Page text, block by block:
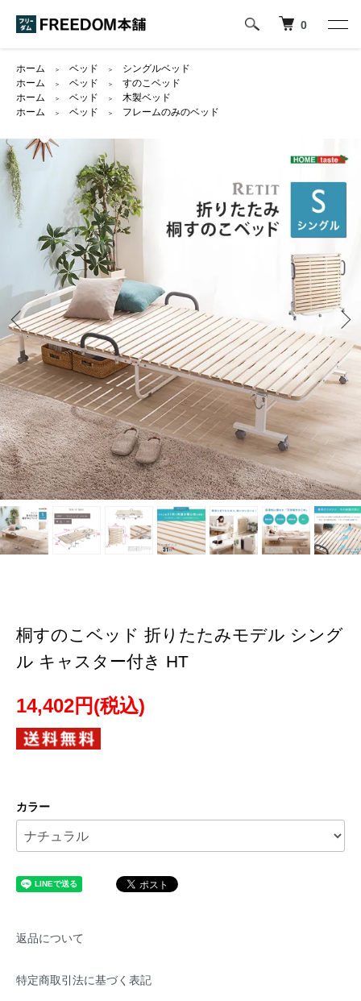
0
ホーム ＞ ベッド ＞
シングルベッド
ホーム
＞ ベッド ＞
すのこベッド
ホーム
＞ ベッド ＞
木製ベッド
ホーム
＞ ベッド ＞ フレームのみのベッド
桐すのこベッド 折りたたみモデル シング
ル キャスター付き HT
14,402円(税込)
カラー
返品について
特定商取引法に基づく表記